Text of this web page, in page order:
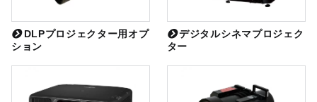
DLPプロジェクター用オプ
ション
デジタルシネマプロジェク
ター